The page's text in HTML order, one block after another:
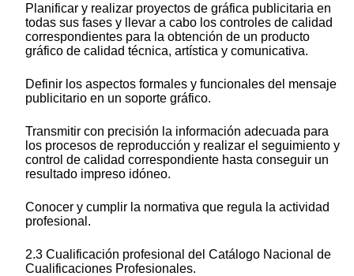
Planificar y realizar proyectos de gráfica publicitaria en
todas sus fases y llevar a cabo los controles de calidad
correspondientes para la obtención de un producto
gráfico de calidad técnica, artística y comunicativa.
Definir los aspectos formales y funcionales del mensaje
publicitario en un soporte gráfico.
Transmitir con precisión la información adecuada para
los procesos de reproducción y realizar el seguimiento y
control de calidad correspondiente hasta conseguir un
resultado impreso idóneo.
Conocer y cumplir la normativa que regula la actividad
profesional.
2.3 Cualificación profesional del Catálogo Nacional de
Cualificaciones Profesionales.